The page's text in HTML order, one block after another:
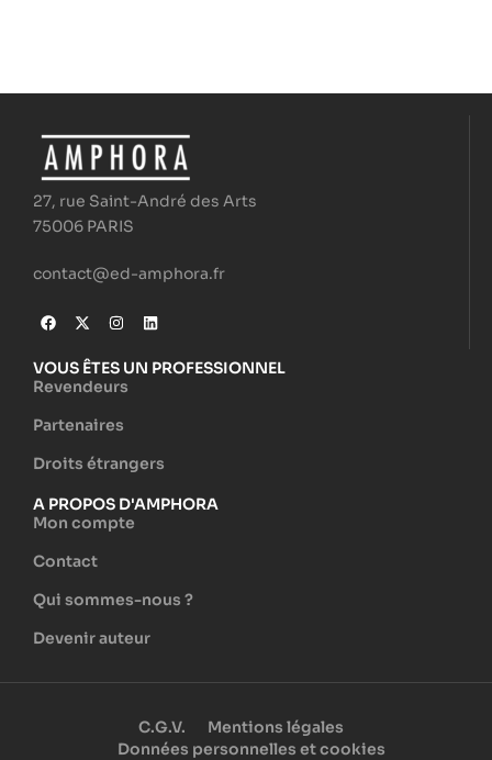
27, rue Saint-André des Arts
75006 PARIS
contact@ed-amphora.fr
VOUS ÊTES UN PROFESSIONNEL
Revendeurs
Partenaires
Droits étrangers
A PROPOS D'AMPHORA
Mon compte
Contact
Qui sommes-nous ?
Devenir auteur
C.G.V.
Mentions légales
Données personnelles et cookies